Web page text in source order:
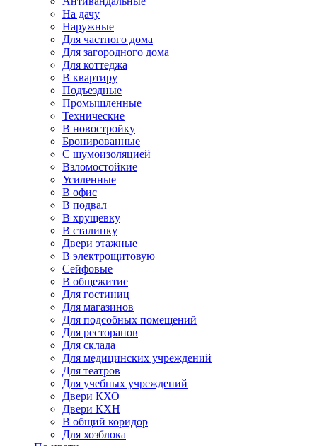
На дачу
Наружные
Для частного дома
Для загородного дома
Для коттеджа
В квартиру
Подъездные
Промышленные
Технические
В новостройку
Бронированные
С шумоизоляцией
Взломостойкие
Усиленные
В офис
В подвал
В хрущевку
В сталинку
Двери этажные
В электрощитовую
Сейфовые
В общежитие
Для гостиниц
Для магазинов
Для подсобных помещений
Для ресторанов
Для склада
Для медицинских учреждений
Для театров
Для учебных учреждений
Двери КХО
Двери КХН
В общий коридор
Для хозблока